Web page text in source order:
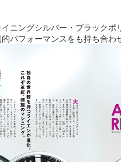
ニングシルバー・ブラックポ
パフォーマンスをも持ち合わ